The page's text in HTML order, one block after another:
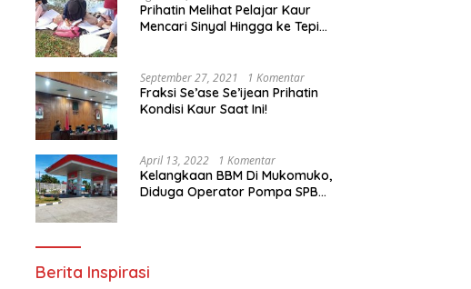
Prihatin Melihat Pelajar Kaur
Mencari Sinyal Hingga ke Tepi
Segera Bertindak
September 27, 2021 1 Komentar
Fraksi Se’ase Se’ijean Prihatin
Kondisi Kaur Saat Ini!
April 13, 2022 1 Komentar
Kelangkaan BBM Di Mukomuko,
Diduga Operator Pompa SPBU
Berita Inspirasi